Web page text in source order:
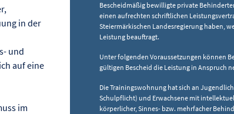
in der
und
auf eine
im
Bescheidmäßig bewilligte private
einen aufrechten schriftlichen
Steiermärkischen Landesregierung haben,
Leistung beauftragt.
Unter folgenden Voraussetzungen können
gültigen Bescheid die Leistung in Anspruch
Die Trainingswohnung hat sich an
Schulpflicht) und Erwachsene mit
körperlicher, Sinnes- bzw. mehrfacher